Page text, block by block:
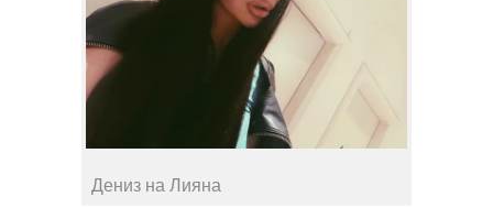
Дениз на Лияна